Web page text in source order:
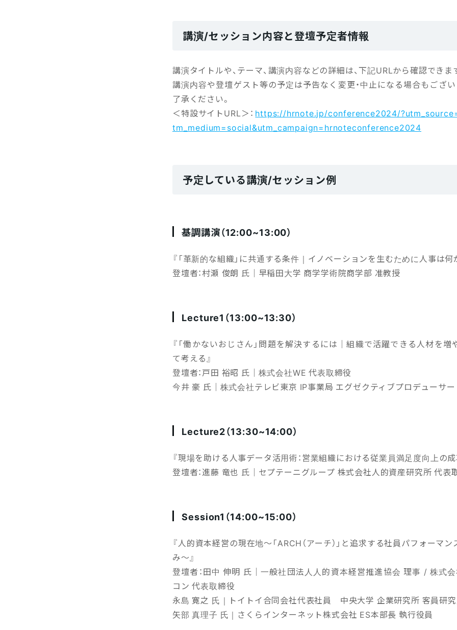
講演/セッション内容と登壇予定者情報
講演タイトルや、テーマ、講演内容などの詳細は、下記URLから確認できま
講演内容や登壇ゲスト等の予定は予告なく変更・中止になる場合もござい
了承ください。
＜特設サイトURL＞： https://hrnote.jp/conference2024/
tm_medium=social&utm_campaign=hrnoteconference2024
予定している講演/セッション例
基調講演（12:00~13:00）
『「革新的な組織」に共通する条件｜イノベーションを生むために人事は何
登壇者：村瀬 俊朗 氏｜早稲田大学 商学学術院商学部 准教授
Lecture1（13:00~13:30）
『「働かないおじさん」問題を解決するには｜組織で活躍できる人材を
て考える』
登壇者：戸田 裕昭 氏｜株式会社WE 代表取締役
今井 豪 氏｜株式会社テレビ東京 IP事業局 エグゼクティブプロデューサー
Lecture2（13:30~14:00）
『現場を助ける人事データ活用術：営業組織における従業員満足度向上の
登壇者：進藤 竜也 氏｜セプテーニグループ 株式会社人的資産研究所 代表
Session1（14:00~15:00）
『人的資本経営の現在地～「ARCH（アーチ）」と追求する社員パフォーマ
み～』
登壇者：田中 伸明 氏｜一般社団法人人的資本経営推進協会 理事 / 株式会
コン 代表取締役
永島 寛之 氏｜トイトイ合同会社代表社員 中央大学 企業研究所 客員研
矢部 真理子 氏｜さくらインターネット株式会社 ES本部長 執行役員